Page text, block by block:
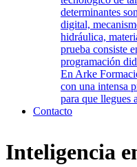
determinantes
digital,
hidráulica,
prueba consiste
programación
En Arke
con una intensa
para que llegues
Contacto
Inteligencia